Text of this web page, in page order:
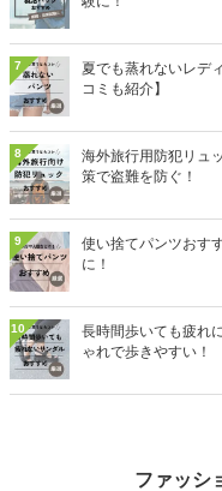
7
夏でも蒸れないレデ
コミも紹介】
8
海外旅行用防犯リュ
策で盗難を防ぐ！
9
使い捨てパンツおす
に！
10
長時間歩いても疲れ
ゃれで歩きやすい！
ファッシ